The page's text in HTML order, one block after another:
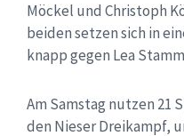
Möckel und Christoph
beiden setzen sich in
knapp gegen Lea
Am Samstag nutzen 21
den Nieser Dreikampf,